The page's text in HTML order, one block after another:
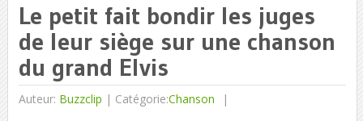
Le petit fait bondir les juges
de leur siège sur une chanson
du grand Elvis
Auteur: Buzzclip | Catégorie:Chanson